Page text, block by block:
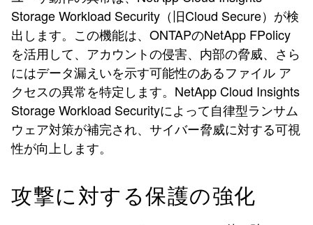
Storage Workload Security（旧Cloud Secure）が検
出します。この機能は、ONTAPのNetApp FPolicy
を活用して、アカウントの侵害、内部の脅威、さら
にはデータ漏えいを示す可能性のあるファイル ア
クセスの異常を特定します。NetApp Cloud Insights
Storage Workload Securityによって自律型ランサム
ウェア対策が補完され、サイバー脅威に対する可視
性が向上します。
攻撃に対する保護の強化